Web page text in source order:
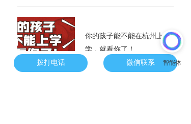
微信联系
拨打电话
你的孩子能不能在杭州上
学，就看你了！
3年前 43039